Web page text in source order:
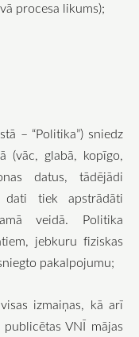
procesa likums);
– “Politika”) sniedz
(vāc, glabā, kopīgo,
datus, tādējādi
tiek apstrādāti
veidā. Politika
jebkuru fiziskas
pakalpojumu;
izmaiņas, kā arī
VNĪ mājas